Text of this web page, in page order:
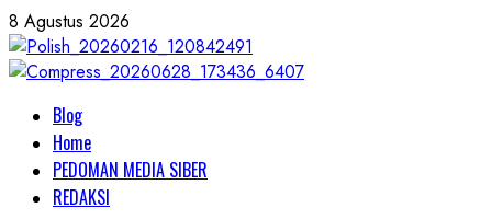
Skip
to
content
8 Agustus 2026
Primary
Menu
Blog
Home
PEDOMAN MEDIA SIBER
REDAKSI